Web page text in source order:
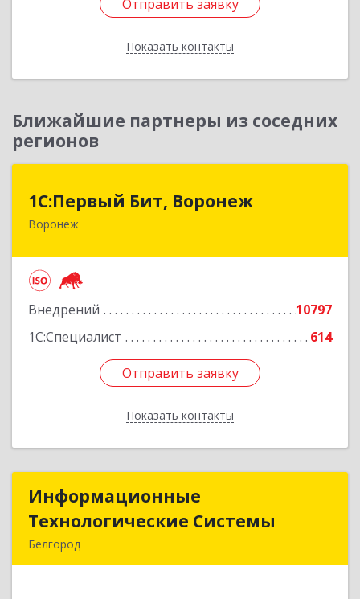
Отправить заявку
Показать контакты
Отправить заявку
Назад
Ближайшие партнеры из соседних
регионов
1С:Первый Бит, Воронеж
Воронеж
Внедрений
10797
1С:Специалист
614
Отправить заявку
Показать контакты
1С:Первый Бит, Воронеж
394006, Воронежская обл, Воронеж г, 20-летия
Отправить заявку
Назад
Информационные
Технологические Системы
Белгород
Информационные
Технологические Системы